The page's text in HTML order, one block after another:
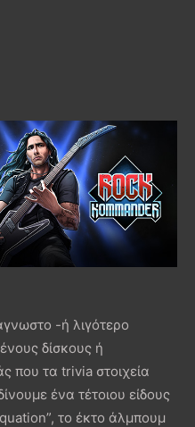
-ή λιγότερο
δίσκους ή
που τα trivia στοιχεία
ένα τέτοιου είδους
το έκτο άλμπουμ